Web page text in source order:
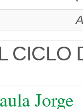
CICLO
Jorge